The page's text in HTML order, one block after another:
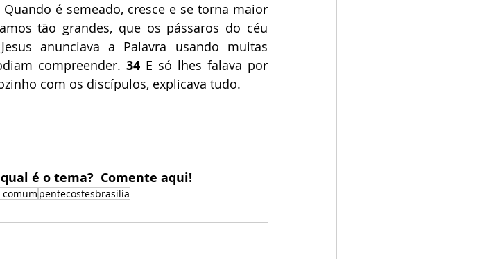
Quando é semeado, cresce e se torna maior
tão grandes, que os pássaros do céu
Jesus anunciava a Palavra usando muitas
compreender. 34 E só lhes falava por
com os discípulos, explicava tudo.
é o tema?  Comente aqui!
pentecostesbrasilia